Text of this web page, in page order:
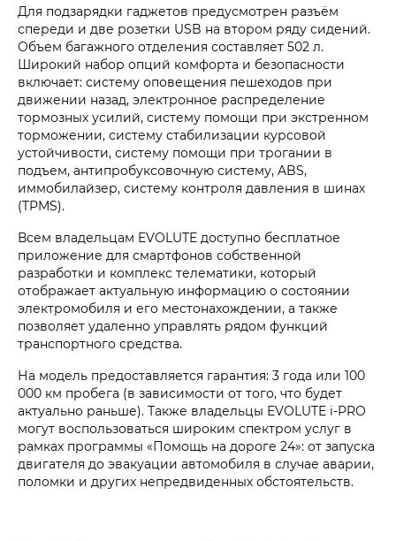
Для подзарядки гаджетов предусмотрен разъём
спереди и две розетки USB на втором ряду сидений.
Объем багажного отделения составляет 502 л.
Широкий набор опций комфорта и безопасности
включает: систему оповещения пешеходов при
движении назад, электронное распределение
тормозных усилий, систему помощи при экстренном
торможении, систему стабилизации курсовой
устойчивости, систему помощи при трогании в
подъем, антипробуксовочную систему, ABS,
иммобилайзер, систему контроля давления в шинах
(TPMS).
Всем владельцам EVOLUTE доступно бесплатное
приложение для смартфонов собственной
разработки и комплекс телематики, который
отображает актуальную информацию о состоянии
электромобиля и его местонахождении, а также
позволяет удаленно управлять рядом функций
транспортного средства.
На модель предоставляется гарантия: 3 года или 100
000 км пробега (в зависимости от того, что будет
актуально раньше). Также владельцы EVOLUTE i‑PRO
могут воспользоваться широким спектром услуг в
рамках программы «Помощь на дороге 24»: от запуска
двигателя до эвакуации автомобиля в случае аварии,
поломки и других непредвиденных обстоятельств.